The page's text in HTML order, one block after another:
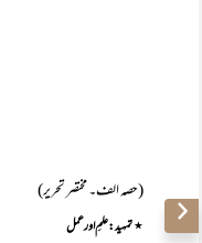
(حصہ الف۔ مختصر تحریر)
٭تمہید: علمِ اور عمل